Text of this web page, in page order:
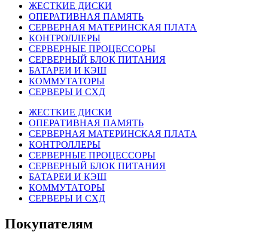
ЖЕСТКИЕ ДИСКИ
ОПЕРАТИВНАЯ ПАМЯТЬ
СЕРВЕРНАЯ МАТЕРИНСКАЯ ПЛАТА
КОНТРОЛЛЕРЫ
СЕРВЕРНЫЕ ПРОЦЕССОРЫ
СЕРВЕРНЫЙ БЛОК ПИТАНИЯ
БАТАРЕИ И КЭШ
КОММУТАТОРЫ
СЕРВЕРЫ И СХД
ЖЕСТКИЕ ДИСКИ
ОПЕРАТИВНАЯ ПАМЯТЬ
СЕРВЕРНАЯ МАТЕРИНСКАЯ ПЛАТА
КОНТРОЛЛЕРЫ
СЕРВЕРНЫЕ ПРОЦЕССОРЫ
СЕРВЕРНЫЙ БЛОК ПИТАНИЯ
БАТАРЕИ И КЭШ
КОММУТАТОРЫ
СЕРВЕРЫ И СХД
Покупателям